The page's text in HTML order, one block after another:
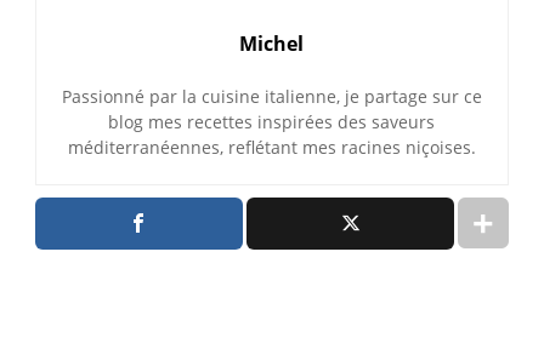
Michel
Passionné par la cuisine italienne, je partage sur ce
blog mes recettes inspirées des saveurs
méditerranéennes, reflétant mes racines niçoises.